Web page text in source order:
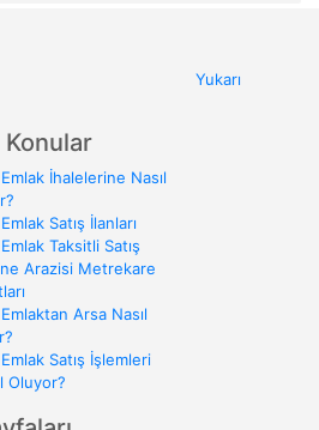
Yukarı
İhalelerine Nasıl
Satış İlanları
Taksitli Satış
Arazisi Metrekare
Arsa Nasıl
Satış İşlemleri
Oluyor?